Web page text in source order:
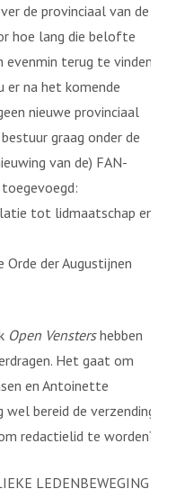
de provinciaal van de
hoe lang die belofte
evenmin terug te vinden
er na het komende
nieuwe provinciaal
graag onder de
van de) FAN-
tot lidmaatschap en
der Augustijnen
Open Venstershebben
Het gaat om
en Antoinette
bereid de verzending
redactielid te worden?
LEDENBEWEGING